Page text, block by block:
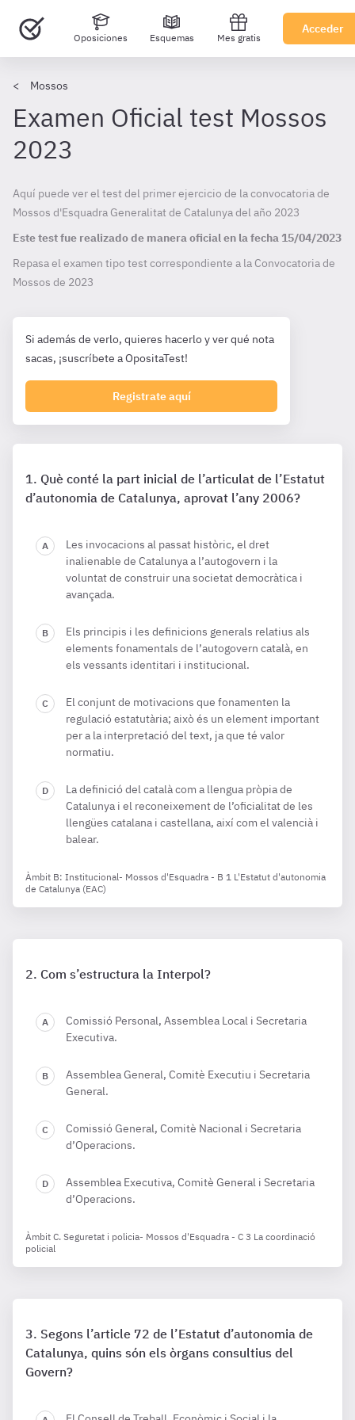
Oposiciones Esquemas Mes gratis
Acceder
Mossos
Examen Oficial test Mossos
2023
Aquí puede ver el test del primer ejercicio de la convocatoria de
Mossos d'Esquadra Generalitat de Catalunya del año 2023
Este test fue realizado de manera oficial en la fecha 15/04/2023
Repasa el examen tipo test correspondiente a la Convocatoria de
Mossos de 2023
Si además de verlo, quieres hacerlo y ver qué nota
sacas, ¡suscríbete a OpositaTest!
Registrate aquí
Què conté la part inicial de l’articulat de l’Estatut
d’autonomia de Catalunya, aprovat l’any 2006?
Les invocacions al passat històric, el dret
inalienable de Catalunya a l’autogovern i la
voluntat de construir una societat democràtica i
avançada.
Els principis i les definicions generals relatius als
elements fonamentals de l’autogovern català, en
els vessants identitari i institucional.
El conjunt de motivacions que fonamenten la
regulació estatutària; això és un element important
per a la interpretació del text, ja que té valor
normatiu.
La definició del català com a llengua pròpia de
Catalunya i el reconeixement de l’oficialitat de les
llengües catalana i castellana, així com el valencià i
balear.
Àmbit B: Institucional- Mossos d'Esquadra - B 1 L'Estatut d'autonomia
de Catalunya (EAC)
Com s’estructura la Interpol?
Comissió Personal, Assemblea Local i Secretaria
Executiva.
Assemblea General, Comitè Executiu i Secretaria
General.
Comissió General, Comitè Nacional i Secretaria
d’Operacions.
Assemblea Executiva, Comitè General i Secretaria
d’Operacions.
Àmbit C. Seguretat i policia- Mossos d'Esquadra - C 3 La coordinació
policial
Segons l’article 72 de l’Estatut d’autonomia de
Catalunya, quins són els òrgans consultius del
Govern?